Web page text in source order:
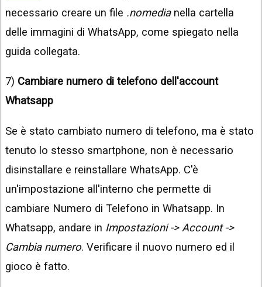
necessario creare un file .nomedianella cartella
delle immagini di WhatsApp, come spiegato nella
guida collegata.
7) Cambiare numero di telefono dell'account
Whatsapp
Se è stato cambiato numero di telefono, ma è stato
tenuto lo stesso smartphone, non è necessario
disinstallare e reinstallare WhatsApp. C'è
un'impostazione all'interno che permette di
cambiare Numero di Telefono in Whatsapp. In
Whatsapp, andare in Impostazioni -> Account ->
Cambia numero. Verificare il nuovo numero ed il
gioco è fatto.